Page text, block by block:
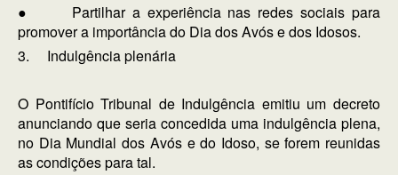
● Partilhar a experiência nas redes sociais para
promover a importância do Dia dos Avós e dos Idosos.
3. Indulgência plenária
O Pontifício Tribunal de Indulgência emitiu um decreto
anunciando que seria concedida uma indulgência plena,
no Dia Mundial dos Avós e do Idoso, se forem reunidas
as condições para tal.